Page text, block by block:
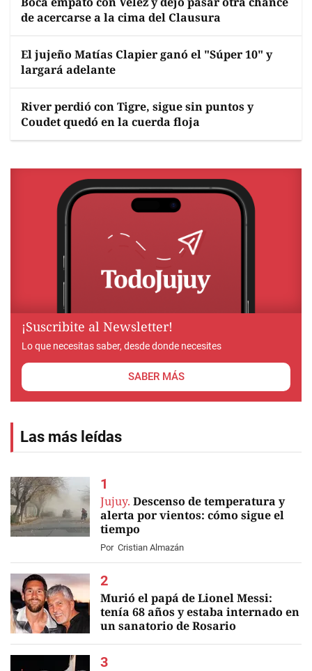
de acercarse a la cima del Clausura
El jujeño Matías Clapier ganó el "Súper 10" y
largará adelante
River perdió con Tigre, sigue sin puntos y
Coudet quedó en la cuerda floja
¡Suscribite al Newsletter!
Lo que necesitas saber, desde donde necesites
SABER MÁS
Las más leídas
Jujuy. Descenso de temperatura y
alerta por vientos: cómo sigue el
tiempo
Por Cristian Almazán
EN VIVO
Murió el papá de Lionel Messi:
tenía 68 años y estaba internado en
un sanatorio de Rosario